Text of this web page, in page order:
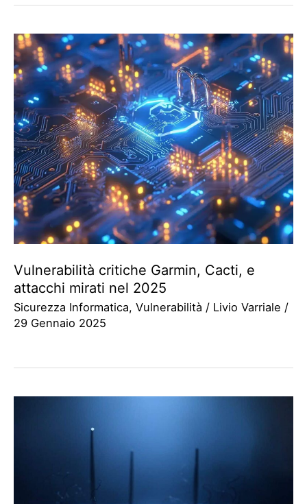
Vulnerabilità critiche Garmin, Cacti, e
attacchi mirati nel 2025
Sicurezza Informatica, Vulnerabilità / Livio Varriale /
29 Gennaio 2025